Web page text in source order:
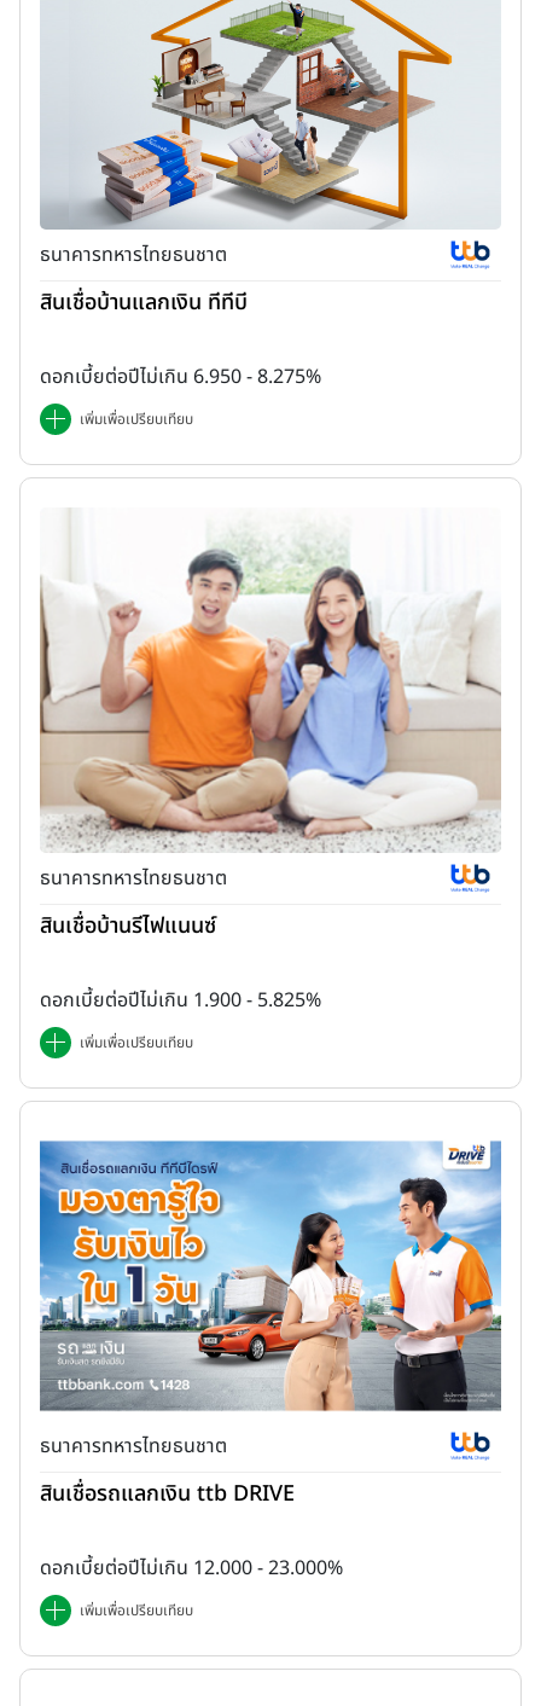
ธนาคารทหารไทยธนชาต
สินเชื่อบ้านแลกเงิน ทีทีบี
ดอกเบี้ยต่อปีไม่เกิน 6.950 - 8.275%
เพิ่มเพื่อเปรียบเทียบ
ธนาคารทหารไทยธนชาต
สินเชื่อบ้านรีไฟแนนซ์
ดอกเบี้ยต่อปีไม่เกิน 1.900 - 5.825%
เพิ่มเพื่อเปรียบเทียบ
ธนาคารทหารไทยธนชาต
สินเชื่อรถแลกเงิน ttb DRIVE
ดอกเบี้ยต่อปีไม่เกิน 12.000 - 23.000%
เพิ่มเพื่อเปรียบเทียบ